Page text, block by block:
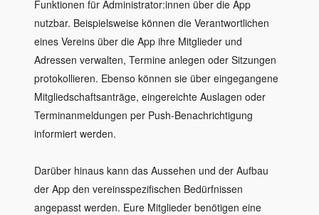
Funktionen für Administrator:innen über die App
nutzbar. Beispielsweise können die Verantwortlichen
eines Vereins über die App ihre Mitglieder und
Adressen verwalten, Termine anlegen oder Sitzungen
protokollieren. Ebenso können sie über eingegangene
Mitgliedschaftsanträge, eingereichte Auslagen oder
Terminanmeldungen per Push-Benachrichtigung
informiert werden.
Darüber hinaus kann das Aussehen und der Aufbau
der App den vereinsspezifischen Bedürfnissen
angepasst werden. Eure Mitglieder benötigen eine